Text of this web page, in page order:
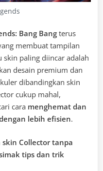
Bang Bang terus
membuat tampilan
skin paling diincar adalah
desain premium dan
dibandingkan skin
cukup mahal,
cara menghemat dan
lebih efisien.
Collector tanpa
tips dan trik